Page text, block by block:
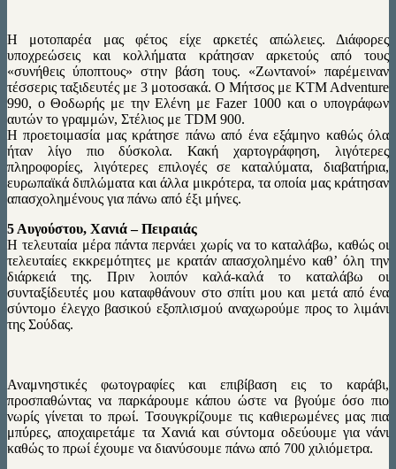
Η μοτοπαρέα μας φέτος είχε αρκετές απώλειες. Διάφορες
υποχρεώσεις και κολλήματα κράτησαν αρκετούς από τους
«συνήθεις ύποπτους» στην βάση τους. «Ζωντανοί» παρέμειναν
τέσσερις ταξιδευτές με 3 μοτοσακά. Ο Μήτσος με KTM Adventure
990, o Θοδωρής με την Ελένη με Fazer 1000 και ο υπογράφων
αυτών το γραμμών, Στέλιος με TDM 900.
Η προετοιμασία μας κράτησε πάνω από ένα εξάμηνο καθώς όλα
ήταν λίγο πιο δύσκολα. Κακή χαρτογράφηση, λιγότερες
πληροφορίες, λιγότερες επιλογές σε καταλύματα, διαβατήρια,
ευρωπαϊκά διπλώματα και άλλα μικρότερα, τα οποία μας κράτησαν
απασχολημένους για πάνω από έξι μήνες.
5 Αυγούστου, Χανιά – Πειραιάς
Η τελευταία μέρα πάντα περνάει χωρίς να το καταλάβω, καθώς οι
τελευταίες εκκρεμότητες με κρατάν απασχολημένο καθ’ όλη την
διάρκειά της. Πριν λοιπόν καλά-καλά το καταλάβω οι
συνταξίδευτές μου καταφθάνουν στο σπίτι μου και μετά από ένα
σύντομο έλεγχο βασικού εξοπλισμού αναχωρούμε προς το λιμάνι
της Σούδας.
Αναμνηστικές φωτογραφίες και επιβίβαση εις το καράβι,
προσπαθώντας να παρκάρουμε κάπου ώστε να βγούμε όσο πιο
νωρίς γίνεται το πρωί. Τσουγκρίζουμε τις καθιερωμένες μας πια
μπύρες, αποχαιρετάμε τα Χανιά και σύντομα οδεύουμε για νάνι
καθώς το πρωί έχουμε να διανύσουμε πάνω από 700 χιλιόμετρα.